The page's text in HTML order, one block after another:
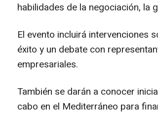
habilidades de la negociación, la
El evento incluirá intervenciones
éxito y un debate con
empresariales.
También se darán a conocer
cabo en el Mediterráneo para